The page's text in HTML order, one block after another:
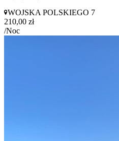
WOJSKA POLSKIEGO 7
210,00 zł
/Noc